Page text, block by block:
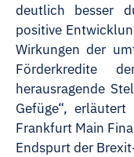
deutlich besser
positive
Wirkungen der
Förderkredite
herausragende
Gefüge“,
Frankfurt Main
Endspurt der